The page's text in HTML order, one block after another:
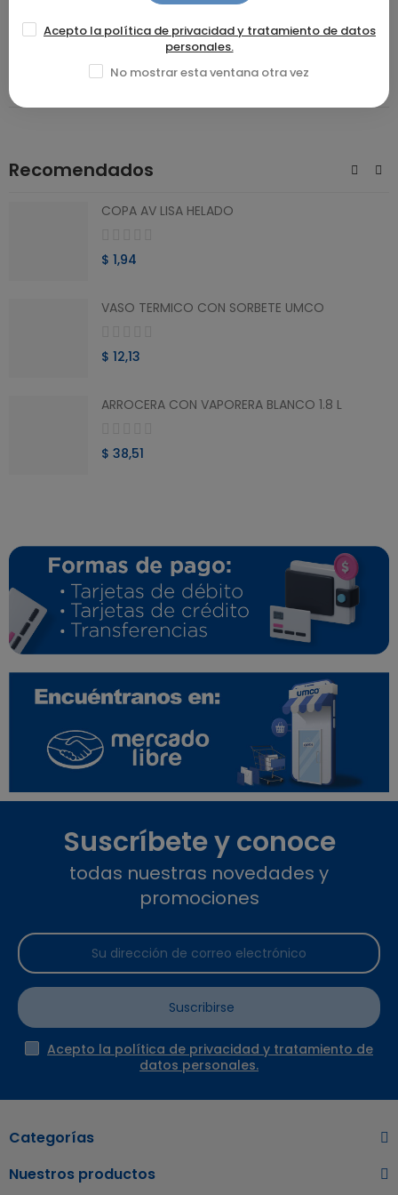
DETALLES DEL PRODUCTO
Recomendados
COPA AV LISA HELADO
$ 1,94
VASO TERMICO CON SORBETE UMCO
$ 12,13
ARROCERA CON VAPORERA BLANCO 1.8 L
$ 38,51
Suscríbete y conoce
todas nuestras novedades y
promociones
Suscribirse
Acepto la política de privacidad y tratamiento de
datos personales.
Nuestros productos
Categorías
Acepto la política de privacidad y tratamiento de datos
personales.
No mostrar esta ventana otra vez